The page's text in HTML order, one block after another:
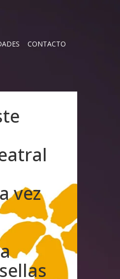
CONTACTO
vez